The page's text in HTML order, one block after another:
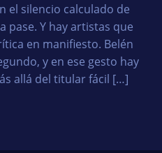
el silencio calculado de
pase. Y hay artistas que
en manifiesto. Belén
y en ese gesto hay
allá del titular fácil […]